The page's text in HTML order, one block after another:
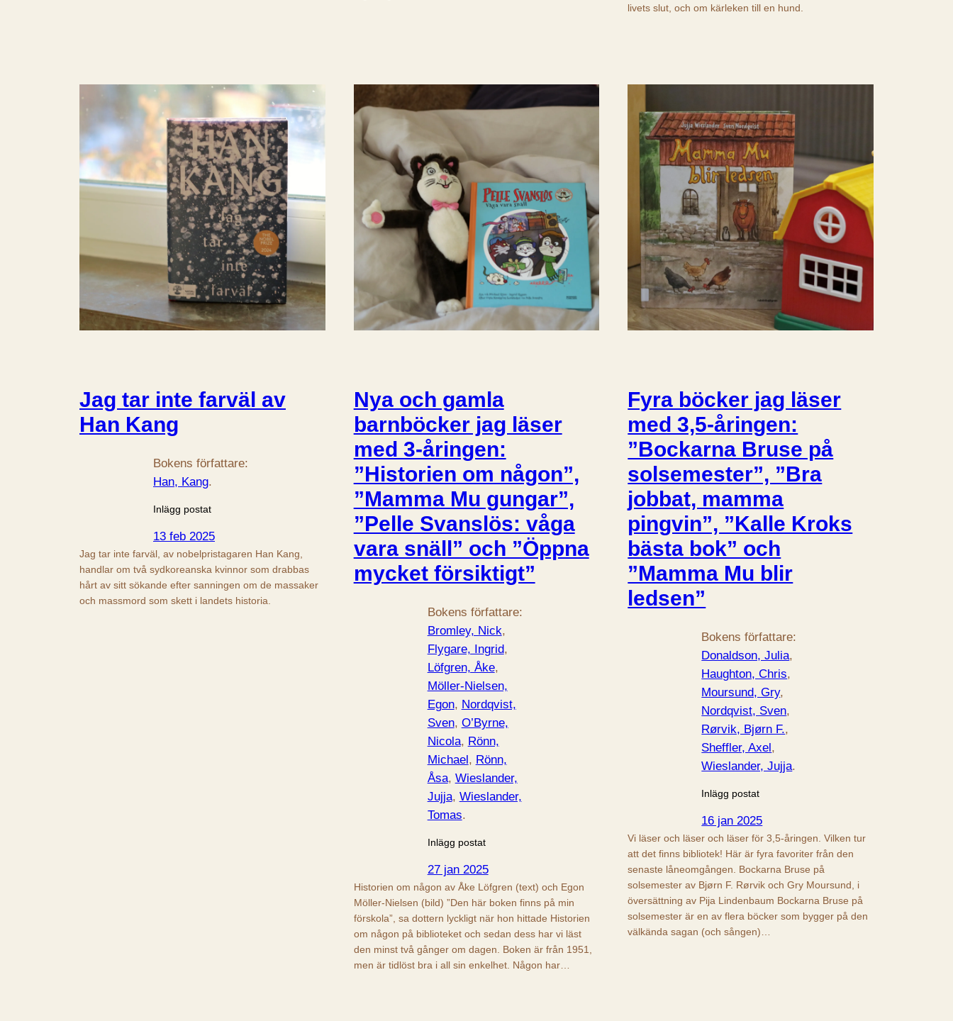
livets slut, och om kärleken till en hund.
Jag tar inte farväl av
Han Kang
Bokens författare:
Han, Kang.
Inlägg postat
13 feb 2025
Jag tar inte farväl, av nobelpristagaren Han Kang,
handlar om två sydkoreanska kvinnor som drabbas
hårt av sitt sökande efter sanningen om de massaker
och massmord som skett i landets historia.
Nya och gamla
barnböcker jag läser
med 3-åringen:
”Historien om någon”,
”Mamma Mu gungar”,
”Pelle Svanslös: våga
vara snäll” och ”Öppna
mycket försiktigt”
Bokens författare:
Bromley, Nick
Flygare, Ingrid
Löfgren, Åke
Möller-Nielsen,
Egon, Nordqvist,
Sven, O’Byrne,
Nicola, Rönn,
Michael, Rönn,
Åsa, Wieslander,
Jujja, Wieslander,
Tomas.
Inlägg postat
27 jan 2025
Historien om någon av Åke Löfgren (text) och Egon
Möller-Nielsen (bild) ”Den här boken finns på min
förskola”, sa dottern lyckligt när hon hittade Historien
om någon på biblioteket och sedan dess har vi läst
den minst två gånger om dagen. Boken är från 1951,
men är tidlöst bra i all sin enkelhet. Någon har…
Fyra böcker jag läser
med 3,5-åringen:
”Bockarna Bruse på
solsemester”, ”Bra
jobbat, mamma
pingvin”, ”Kalle Kroks
bästa bok” och
”Mamma Mu blir
ledsen”
Bokens författare:
Donaldson, Julia
Haughton, Chris
Moursund, Gry
Nordqvist, Sven
Rørvik, Bjørn F.
Sheffler, Axel
Wieslander, Jujja.
Inlägg postat
16 jan 2025
Vi läser och läser och läser för 3,5-åringen. Vilken tur
att det finns bibliotek! Här är fyra favoriter från den
senaste låneomgången. Bockarna Bruse på
solsemester av Bjørn F. Rørvik och Gry Moursund, i
översättning av Pija Lindenbaum Bockarna Bruse på
solsemester är en av flera böcker som bygger på den
välkända sagan (och sången)…